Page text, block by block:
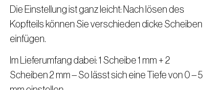
Die Einstellung ist ganz leicht: Nach lösen des
Kopfteils können Sie verschieden dicke Scheiben
einfügen.
Im Lieferumfang dabei: 1 Scheibe 1 mm + 2
Scheiben 2 mm – So lässt sich eine Tiefe von 0 – 5